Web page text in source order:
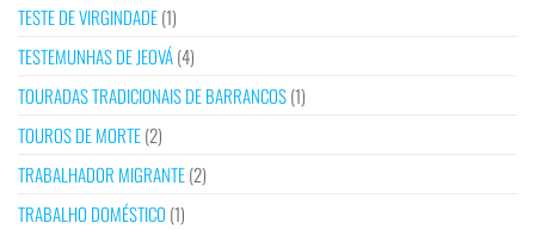
TESTE DE VIRGINDADE(1)
TESTEMUNHAS DE JEOVÁ(4)
TOURADAS TRADICIONAIS DE BARRANCOS(1)
TOUROS DE MORTE(2)
TRABALHADOR MIGRANTE(2)
TRABALHO DOMÉSTICO (1)